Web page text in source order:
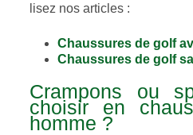
lisez nos articles :
Chaussures de golf
Chaussures de golf
Crampons ou
choisir en
homme ?